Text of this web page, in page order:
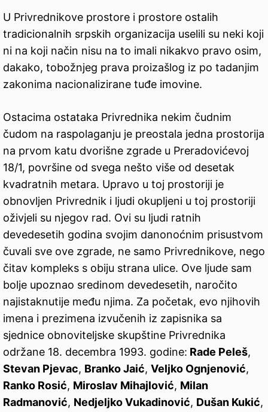
U Privrednikove prostore i prostore ostalih
tradicionalnih srpskih organizacija uselili su neki koji
ni na koji način nisu na to imali nikakvo pravo osim,
dakako, tobožnjeg prava proizašlog iz po tadanjim
zakonima nacionalizirane tuđe imovine.
Ostacima ostataka Privrednika nekim čudnim
čudom na raspolaganju je preostala jedna prostorija
na prvom katu dvorišne zgrade u Preradovićevoj
18/1, površine od svega nešto više od desetak
kvadratnih metara. Upravo u toj prostoriji je
obnovljen Privrednik i ljudi okupljeni u toj prostoriji
oživjeli su njegov rad. Ovi su ljudi ratnih
devedesetih godina svojim danonoćnim prisustvom
čuvali sve ove zgrade, ne samo Privrednikove, nego
čitav kompleks s obiju strana ulice. Ove ljude sam
bolje upoznao sredinom devedesetih, naročito
najistaknutije među njima. Za početak, evo njihovih
imena i prezimena izvučenih iz zapisnika sa
sjednice obnoviteljske skupštine Privrednika
održane 18. decembra 1993. godine: Rade Peleš,
Stevan Pjevac, Branko Jaić, Veljko Ognjenović,
Ranko Rosić, Miroslav Mihajlović, Milan
Radmanović, Nedjeljko Vukadinović, Dušan Kukić,